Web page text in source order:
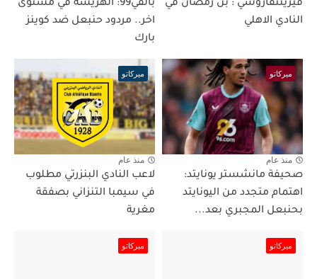
فيرينتفاروشي : بن رمضان في
النادي الاهلي
بالفي99: الهريسة في مستوى
اخر.. مردود حنبعل ضد كوينز
بارك
ميركاتو
منذ عام
صحيفة مانشستر يونايتد:
اهتمام متجدد من اليونايتد
بحنبعل المجبري بعد...
ميركاتو
منذ عام
لاعب النادي البنزرتي مطلوب
في سيمبا التنزاني بصفقة
مغرية
ميركاتو ميركاتو